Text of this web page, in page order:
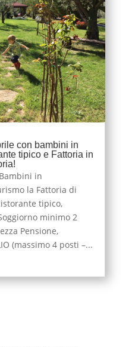
con bambini in
tipico e Fattoria in
in
la Fattoria di
tipico,
minimo 2
Pensione,
(massimo 4 posti –...